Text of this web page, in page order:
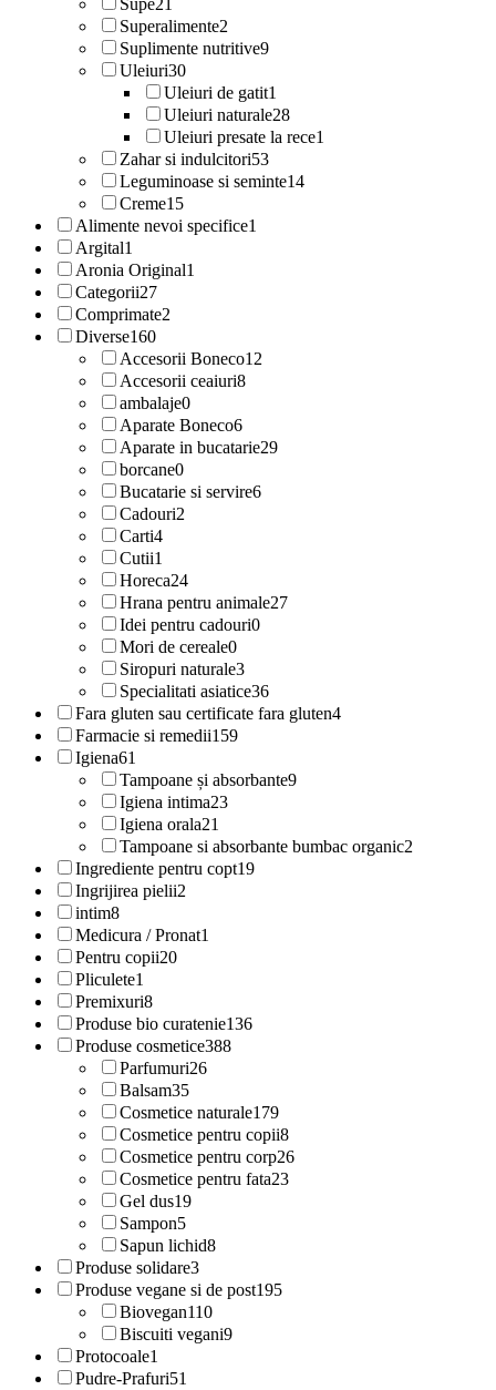
Supe21
Superalimente2
Suplimente nutritive9
Uleiuri30
Uleiuri de gatit1
Uleiuri naturale28
Uleiuri presate la rece1
Zahar si indulcitori53
Leguminoase si seminte14
Creme15
Alimente nevoi specifice1
Argital1
Aronia Original1
Categorii27
Comprimate2
Diverse160
Accesorii Boneco12
Accesorii ceaiuri8
ambalaje0
Aparate Boneco6
Aparate in bucatarie29
borcane0
Bucatarie si servire6
Cadouri2
Carti4
Cutii1
Horeca24
Hrana pentru animale27
Idei pentru cadouri0
Mori de cereale0
Siropuri naturale3
Specialitati asiatice36
Fara gluten sau certificate fara gluten4
Farmacie si remedii159
Igiena61
Tampoane și absorbante9
Igiena intima23
Igiena orala21
Tampoane si absorbante bumbac organic2
Ingrediente pentru copt19
Ingrijirea pielii2
intim8
Medicura / Pronat1
Pentru copii20
Pliculete1
Premixuri8
Produse bio curatenie136
Produse cosmetice388
Parfumuri26
Balsam35
Cosmetice naturale179
Cosmetice pentru copii8
Cosmetice pentru corp26
Cosmetice pentru fata23
Gel dus19
Sampon5
Sapun lichid8
Produse solidare3
Produse vegane si de post195
Biovegan110
Biscuiti vegani9
Protocoale1
Pudre-Prafuri51